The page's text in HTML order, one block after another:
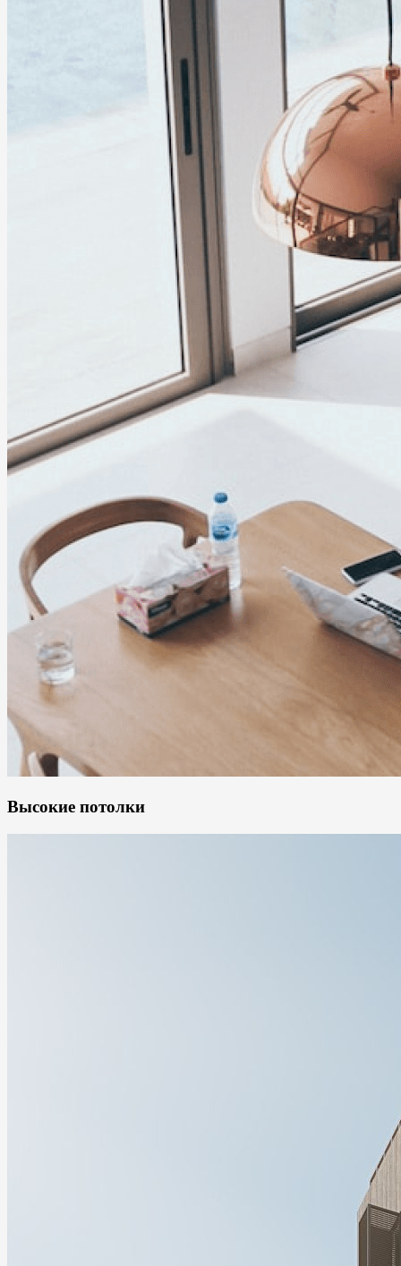
Высокие потолки